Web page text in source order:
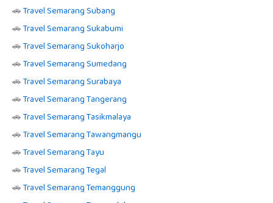
🚗Travel Semarang Subang
🚗Travel Semarang Sukabumi
🚗Travel Semarang Sukoharjo
🚗Travel Semarang Sumedang
🚗Travel Semarang Surabaya
🚗Travel Semarang Tangerang
🚗Travel Semarang Tasikmalaya
🚗Travel Semarang Tawangmangu
🚗Travel Semarang Tayu
🚗Travel Semarang Tegal
🚗Travel Semarang Temanggung